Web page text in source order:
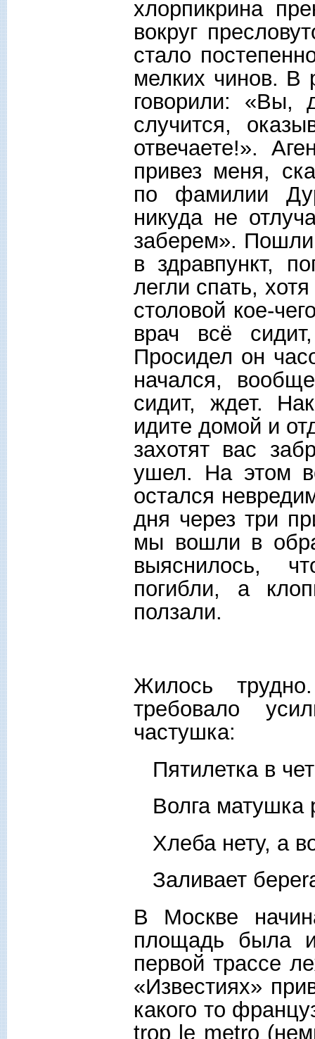
хлорпикрина
вокруг
стало
мелких чинов. В
говорили: «Вы,
случится,
отвечаете!».
привез меня,
по фамилии
никуда не
заберем».
в здравпункт,
легли спать,
столовой кое-
врач всё
Просидел он
начался,
сидит, ждет.
идите домой и
захотят вас
ушел. На этом
остался
дня через три
мы вошли в
выяснилось,
погибли, а
ползали.
Жилось
требовало
частушка:
Пятилетка в
Волга матушка
Хлеба нету, а
Заливает
В Москве
площадь была
первой трассе
«Известиях»
какого то
trop le metro